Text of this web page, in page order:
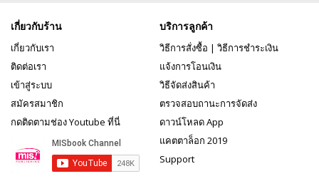
เกี่ยวกับร้าน
เกี่ยวกับเรา
ติดต่อเรา
เข้าสู่ระบบ
สมัครสมาชิก
กดติดตามช่อง Youtube ที่นี่
บริการลูกค้า
วิธีการสั่งซื้อ | วิธีการชำระเงิน
แจ้งการโอนเงิน
วิธีจัดส่งสินค้า
ตรวจสอบถานะการจัดส่ง
ดาวน์โหลด App
แคตตาล็อก 2019
Support